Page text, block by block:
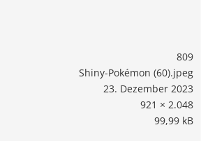
809
Shiny-Pokémon (60).jpeg
23. Dezember 2023
921 × 2.048
99,99 kB